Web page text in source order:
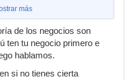
más
de los negocios son
ten tu negocio primero e
hablamos.
si no tienes cierta